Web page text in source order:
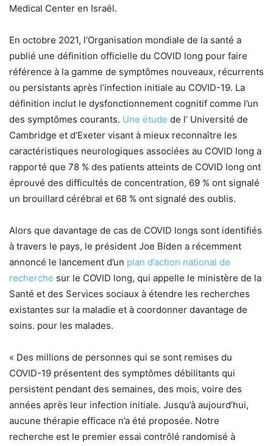
Medical Center en Israël.
En octobre 2021, l’Organisation mondiale de la santé a
publié une définition officielle du COVID long pour faire
référence à la gamme de symptômes nouveaux, récurrents
ou persistants après l’infection initiale au COVID-19. La
définition inclut le dysfonctionnement cognitif comme l’un
des symptômes courants. Une étude de l’ Université de
Cambridge et d’Exeter visant à mieux reconnaître les
caractéristiques neurologiques associées au COVID long a
rapporté que 78 % des patients atteints de COVID long ont
éprouvé des difficultés de concentration, 69 % ont signalé
un brouillard cérébral et 68 % ont signalé des oublis.
Alors que davantage de cas de COVID longs sont identifiés
à travers le pays, le président Joe Biden a récemment
annoncé le lancement d’un plan d’action national de
recherche sur le COVID long, qui appelle le ministère de la
Santé et des Services sociaux à étendre les recherches
existantes sur la maladie et à coordonner davantage de
soins. pour les malades.
« Des millions de personnes qui se sont remises du
COVID-19 présentent des symptômes débilitants qui
persistent pendant des semaines, des mois, voire des
années après leur infection initiale. Jusqu’à aujourd’hui,
aucune thérapie efficace n’a été proposée. Notre
recherche est le premier essai contrôlé randomisé à